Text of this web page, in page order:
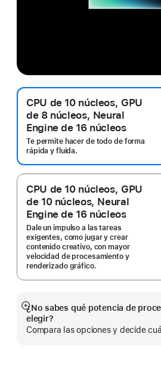
CPU de 10 núcleos, GPU
de 8 núcleos, Neural
Engine de 16 núcleos
Te permite hacer de todo de forma
rápida y fluida.
CPU de 10 núcleos, GPU
de 10 núcleos, Neural
Engine de 16 núcleos
Dale un impulso a las tareas
exigentes, como jugar y crear
contenido creativo, con mayor
velocidad de procesamiento y
renderizado gráfico.
¿No sabes qué potencia de
elegir?
Compara las opciones y decide
Mostrar
más